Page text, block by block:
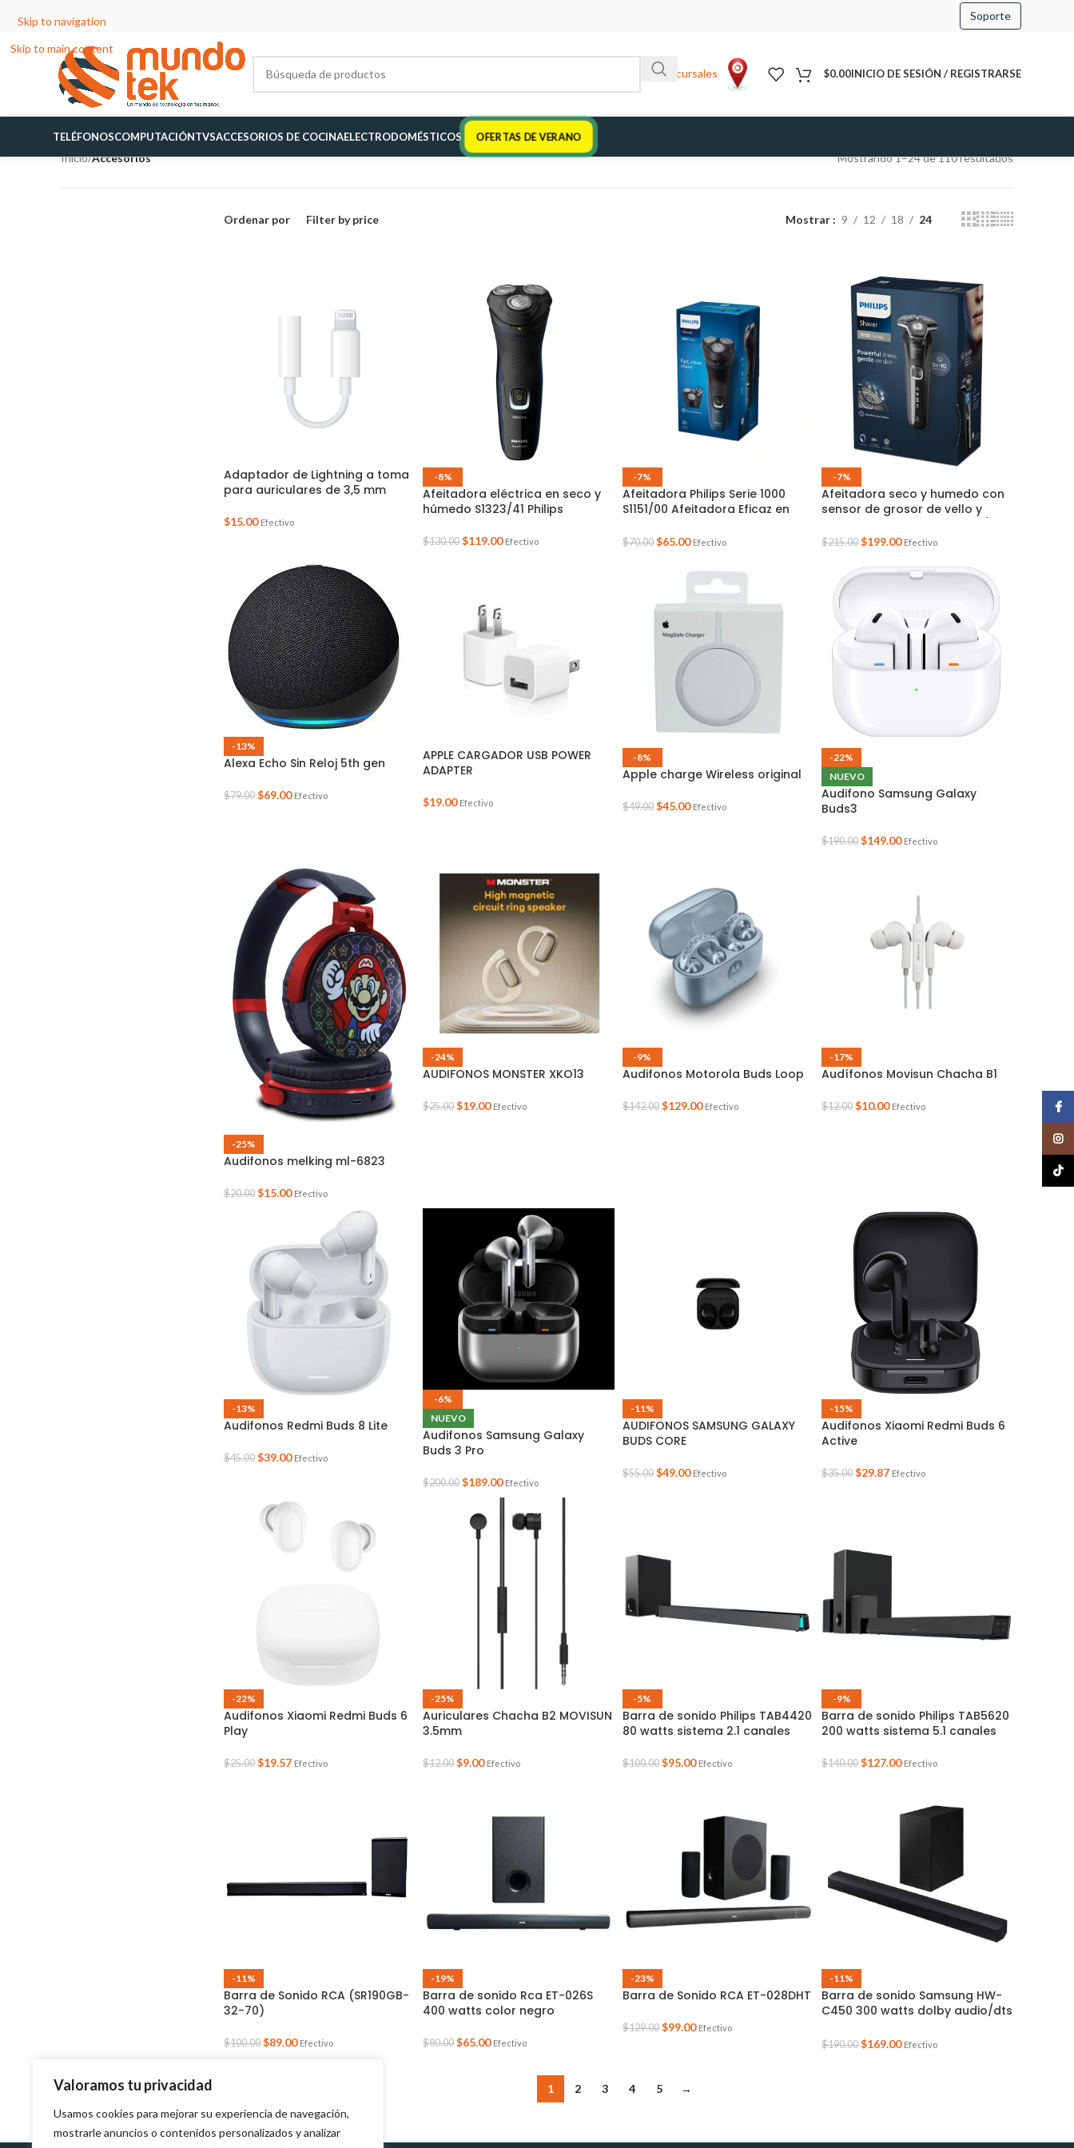
Valoramos tu privacidad
Usamos cookies para mejorar su experiencia de navegación,
mostrarle anuncios o contenidos personalizados y analizar
Skip to navigation
Skip to main content
Soporte
Sucursales $0.00INICIO DE SESIÓN / REGISTRARSE
TELÉFONOSCOMPUTACIÓNTVSACCESORIOS DE COCINAELECTRODOMÉSTICOS OFERTAS DE VERANO
Inicio/Accesorios Mostrando 1–24 de 110 resultados
Ordenar por Filter by price Mostrar 9 12 18 24
Adaptador de Lightning a toma
para auriculares de 3,5 mm
$15.00 Efectivo
-8%
Afeitadora eléctrica en seco y
húmedo S1323/41 Philips
$130.00 $119.00 Efectivo
-7%
Afeitadora Philips Serie 1000
S1151/00 Afeitadora Eficaz en
$70.00 $65.00 Efectivo
-7%
Afeitadora seco y humedo con
sensor de grosor de vello y
$215.00 $199.00 Efectivo
-13%
Alexa Echo Sin Reloj 5th gen
$79.00 $69.00 Efectivo
APPLE CARGADOR USB POWER
ADAPTER
$19.00 Efectivo
-8%
Apple charge Wireless original
$49.00 $45.00 Efectivo
-22%
NUEVO
Audifono Samsung Galaxy
Buds3
$190.00 $149.00 Efectivo
-25%
Audifonos melking ml-6823
$20.00 $15.00 Efectivo
-24%
AUDIFONOS MONSTER XKO13
$25.00 $19.00 Efectivo
-9%
Audifonos Motorola Buds Loop
$142.00 $129.00 Efectivo
-17%
Audífonos Movisun Chacha B1
$12.00 $10.00 Efectivo
-13%
Audifonos Redmi Buds 8 Lite
$45.00 $39.00 Efectivo
-6%
NUEVO
Audifonos Samsung Galaxy
Buds 3 Pro
$200.00 $189.00 Efectivo
-11%
AUDIFONOS SAMSUNG GALAXY
BUDS CORE
$55.00 $49.00 Efectivo
-15%
Audifonos Xiaomi Redmi Buds 6
Active
$35.00 $29.87 Efectivo
-22%
Audifonos Xiaomi Redmi Buds 6
Play
$25.00 $19.57 Efectivo
-25%
Auriculares Chacha B2 MOVISUN
3.5mm
$12.00 $9.00 Efectivo
-5%
Barra de sonido Philips TAB4420
80 watts sistema 2.1 canales
$100.00 $95.00 Efectivo
-9%
Barra de sonido Philips TAB5620
200 watts sistema 5.1 canales
$140.00 $127.00 Efectivo
-11%
Barra de Sonido RCA (SR190GB-
32-70)
$100.00 $89.00 Efectivo
-19%
Barra de sonido Rca ET-026S
400 watts color negro
$80.00 $65.00 Efectivo
-23%
Barra de Sonido RCA ET-028DHT
$129.00 $99.00 Efectivo
-11%
Barra de sonido Samsung HW-
C450 300 watts dolby audio/dts
boost color negro
$190.00 $169.00 Efectivo
1 2 3 4 5 →